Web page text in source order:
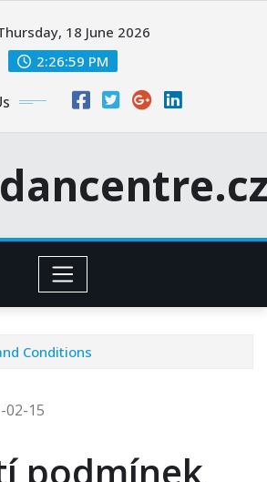
18 June 2026
2:26:59 PM
Conditions
02-15
podmínek